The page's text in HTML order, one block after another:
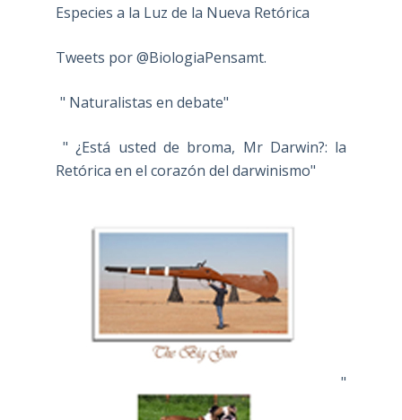
Especies a la Luz de la Nueva Retórica
Tweets por @BiologiaPensamt.
" Naturalistas en debate"
" ¿Está usted de broma, Mr Darwin?: la
Retórica en el corazón del darwinismo"
"